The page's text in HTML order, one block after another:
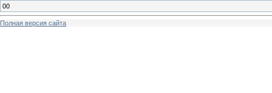
00
Полная версия сайта